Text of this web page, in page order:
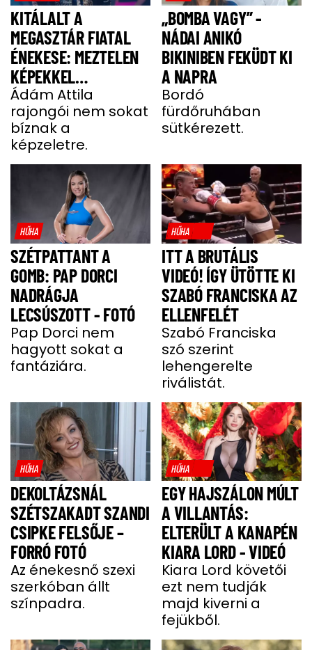
KITÁLALT A
MEGASZTÁR FIATAL
ÉNEKESE: MEZTELEN
KÉPEKKEL
HALMOZZÁK EL A
RAJONGÓI
Ádám Attila
rajongói nem sokat
bíznak a
képzeletre.
„BOMBA VAGY” -
NÁDAI ANIKÓ
BIKINIBEN FEKÜDT KI
A NAPRA
Bordó
fürdőruhában
sütkérezett.
HŰHA
SZÉTPATTANT A
GOMB: PAP DORCI
NADRÁGJA
LECSÚSZOTT - FOTÓ
Pap Dorci nem
hagyott sokat a
fantáziára.
HŰHA
ITT A BRUTÁLIS
VIDEÓ! ÍGY ÜTÖTTE KI
SZABÓ FRANCISKA AZ
ELLENFELÉT
Szabó Franciska
szó szerint
lehengerelte
riválistát.
HŰHA
DEKOLTÁZSNÁL
SZÉTSZAKADT SZANDI
CSIPKE FELSŐJE –
FORRÓ FOTÓ
Az énekesnő szexi
szerkóban állt
színpadra.
HŰHA
EGY HAJSZÁLON MÚLT
A VILLANTÁS:
ELTERÜLT A KANAPÉN
KIARA LORD - VIDEÓ
Kiara Lord követői
ezt nem tudják
majd kiverni a
fejükből.